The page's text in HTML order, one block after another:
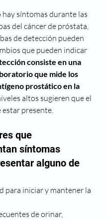
hay síntomas durante las
del cáncer de próstata,
de detección pueden
que pueden indicar
consiste en una
que mide los
prostático en la
altos sugieren que el
presente.
que
síntomas
alguno de
para iniciar y mantener la
de orinar,